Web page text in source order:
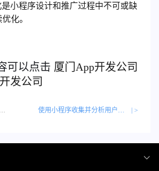
小程序设计和推广过程中不可或缺
化。
可以点击 厦门 App开发公司
发公司
| >